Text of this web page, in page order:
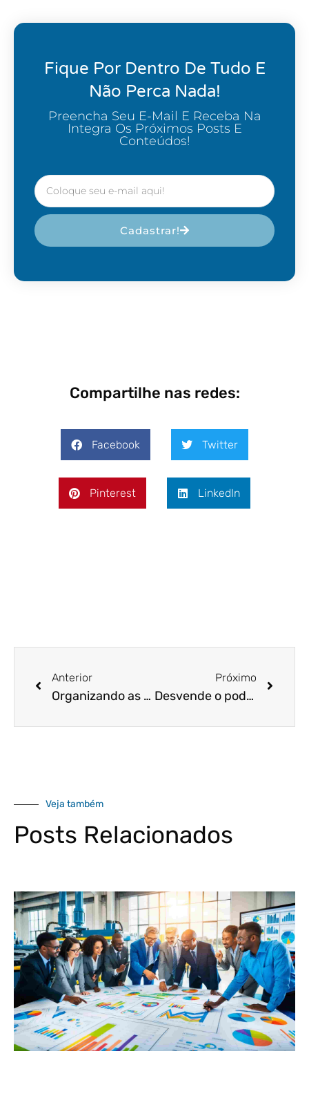
Fique Por Dentro De Tudo E
Não Perca Nada!
Preencha Seu E-Mail E Receba Na
Integra Os Próximos Posts E
Conteúdos!
Cadastrar!
Compartilhe nas redes:
Facebook Twitter
Pinterest LinkedIn
Anterior
Organizando as contas para não ter apertos futuros? Então, entenda como conceder férias aos seus colaboradores durante a pandemia!
Próximo
Desvende o poder contido nos relatórios contábeis e afaste o seu negócio da crise!
Veja também
Posts Relacionados